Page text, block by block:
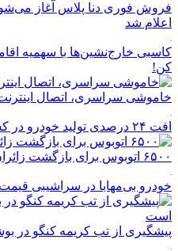
فروش فوری دنا پلاس آغاز
اعلام شد
کن!
خاموشی سراسری، اتصال
افت ۲۴ درصدی تولید خودرو در کشور
۶۵۰۰ اتوبوس برای بازگشت زائران از مرز مهران اعزام می‌شود
خودرو بی‌مهابا در سراشیبی
پیشگیری از تب کریمه کنگو در